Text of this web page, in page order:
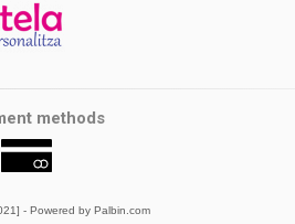
methods
- Powered by Palbin.com